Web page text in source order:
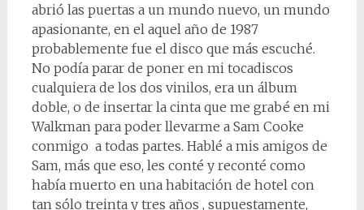
abrió las puertas a un mundo nuevo, un mundo
apasionante, en el aquel año de 1987
probablemente fue el disco que más escuché.
No podía parar de poner en mi tocadiscos
cualquiera de los dos vinilos, era un álbum
doble, o de insertar la cinta que me grabé en mi
Walkman para poder llevarme a Sam Cooke
conmigo a todas partes. Hablé a mis amigos de
Sam, más que eso, les conté y reconté como
había muerto en una habitación de hotel con
tan sólo treinta y tres años , supuestamente,